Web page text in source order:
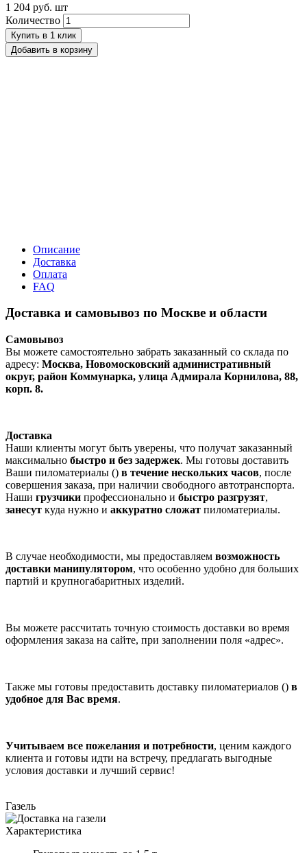
1 204 руб. шт
Количество
Купить в 1 клик
Добавить в корзину
Описание
Доставка
Оплата
FAQ
Доставка и самовывоз по Москве и области
Самовывоз
Вы можете самостоятельно забрать заказанный со склада по
адресу: Москва, Новомосковский административный
округ, район Коммунарка, улица Адмирала Корнилова, 88,
корп. 8.
Доставка
Наши клиенты могут быть уверены, что получат заказанный
максимально быстро и без задержек. Мы готовы доставить
Ваши пиломатериалы () в течение нескольких часов, после
совершения заказа, при наличии свободного автотранспорта.
Наши грузчики профессионально и быстро разгрузят,
занесут куда нужно и аккуратно сложат пиломатериалы.
В случае необходимости, мы предоставляем возможность
доставки манипулятором, что особенно удобно для больших
партий и крупногабаритных изделий.
Вы можете рассчитать точную стоимость доставки во время
оформления заказа на сайте, при заполнении поля «адрес».
Также мы готовы предоставить доставку пиломатериалов () в
удобное для Вас время.
Учитываем все пожелания и потребности, ценим каждого
клиента и готовы идти на встречу, предлагать выгодные
условия доставки и лучший сервис!
Газель
Характеристика